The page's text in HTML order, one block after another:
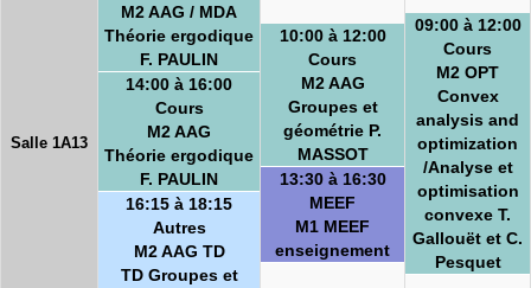
Salle 1A13
M2 AAG / MDA
Théorie ergodique
F. PAULIN
14:00 à 16:00
Cours
M2 AAG
Théorie ergodique
F. PAULIN
16:15 à 18:15
Autres
M2 AAG TD
TD Groupes et
10:00 à 12:00
Cours
M2 AAG
Groupes et
géométrie P.
MASSOT
13:30 à 16:30
MEEF
M1 MEEF
enseignement
09:00 à 12:00
Cours
M2 OPT
Convex
analysis and
optimization
/Analyse et
optimisation
convexe T.
Gallouët et C.
Pesquet